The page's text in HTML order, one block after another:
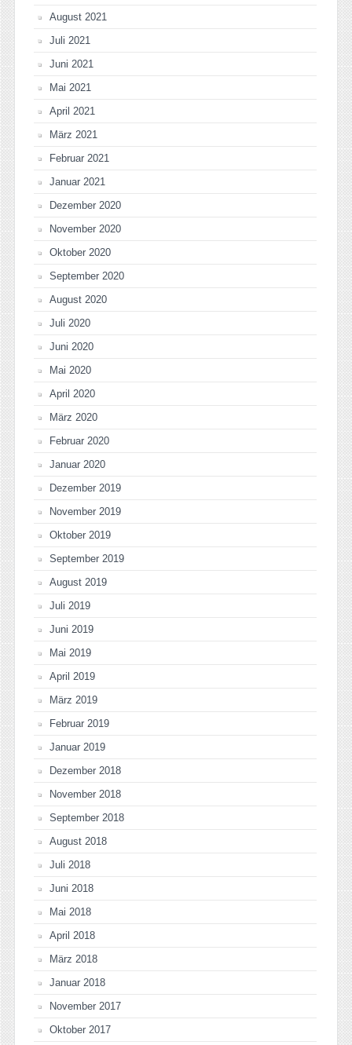
August 2021
Juli 2021
Juni 2021
Mai 2021
April 2021
März 2021
Februar 2021
Januar 2021
Dezember 2020
November 2020
Oktober 2020
September 2020
August 2020
Juli 2020
Juni 2020
Mai 2020
April 2020
März 2020
Februar 2020
Januar 2020
Dezember 2019
November 2019
Oktober 2019
September 2019
August 2019
Juli 2019
Juni 2019
Mai 2019
April 2019
März 2019
Februar 2019
Januar 2019
Dezember 2018
November 2018
September 2018
August 2018
Juli 2018
Juni 2018
Mai 2018
April 2018
März 2018
Januar 2018
November 2017
Oktober 2017